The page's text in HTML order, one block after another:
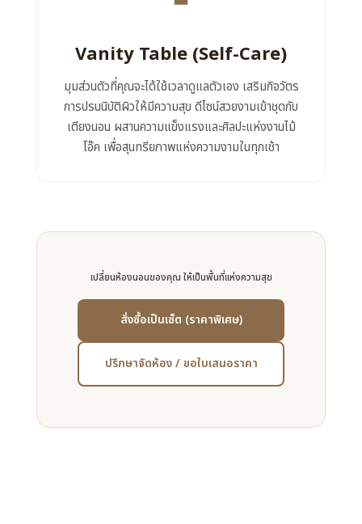
Vanity Table (Self-Care)
มุมส่วนตัวที่คุณจะได้ใช้เวลาดูแลตัวเอง เสริมกิจวัตร
การปรนนิบัติผิวให้มีความสุข ดีไซน์สวยงามเข้าชุดกับ
เตียงนอน ผสานความแข็งแรงและศิลปะแห่งงานไม้
โอ๊ค เพื่อสุนทรียภาพแห่งความงามในทุกเช้า
เปลี่ยนห้องนอนของคุณ ให้เป็นพื้นที่แห่งความสุข
สั่งซื้อเป็นเซ็ต (ราคาพิเศษ)
ปรึกษาจัดห้อง / ขอใบเสนอราคา